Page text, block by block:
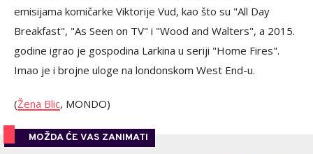
emisijama komičarke Viktorije Vud, kao što su "All Day
Breakfast", "As Seen on TV" i "Wood and Walters", a 2015.
godine igrao je gospodina Larkina u seriji "Home Fires".
Imao je i brojne uloge na londonskom West End-u.
(Žena Blic, MONDO)
MOŽDA ĆE VAS ZANIMATI